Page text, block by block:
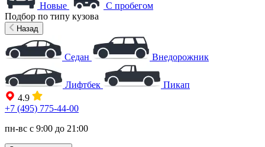
Новые
С пробегом
Подбор по типу кузова
Назад
Седан Внедорожник
Лифтбек
Пикап
4.9
+7 (495) 775-44-00
пн-вс с 9:00 до 21:00